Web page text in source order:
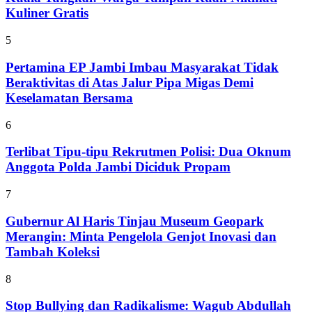
Kuliner Gratis
5
Pertamina EP Jambi Imbau Masyarakat Tidak
Beraktivitas di Atas Jalur Pipa Migas Demi
Keselamatan Bersama
6
Terlibat Tipu-tipu Rekrutmen Polisi: Dua Oknum
Anggota Polda Jambi Diciduk Propam
7
Gubernur Al Haris Tinjau Museum Geopark
Merangin: Minta Pengelola Genjot Inovasi dan
Tambah Koleksi
8
Stop Bullying dan Radikalisme: Wagub Abdullah